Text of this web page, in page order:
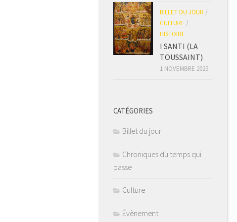
BILLET DU JOUR /
CULTURE /
HISTOIRE
I SANTI (LA
TOUSSAINT)
1 NOVEMBRE 2025
CATÉGORIES
Billet du jour
Chroniques du temps qui
passe
Culture
Évènement